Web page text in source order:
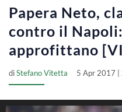
Papera Neto,
contro il
approfittano
diStefano Vitetta 5 Apr 2017 |